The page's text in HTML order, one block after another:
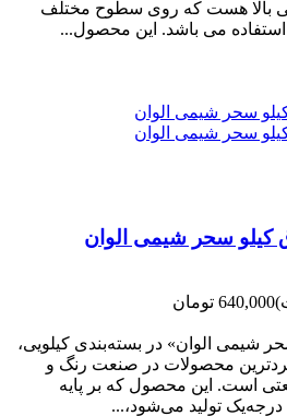
بالا هست که روی سطوح مختلف
استفاده می باشد. این محصول...
سحر شیمی الوان
640,000 تومان
شیمی الوان» در بسته‌بندی کیلویی،
محصولات در صنعت رنگ و
است. این محصول که بر پایه
تولید می‌شود،...